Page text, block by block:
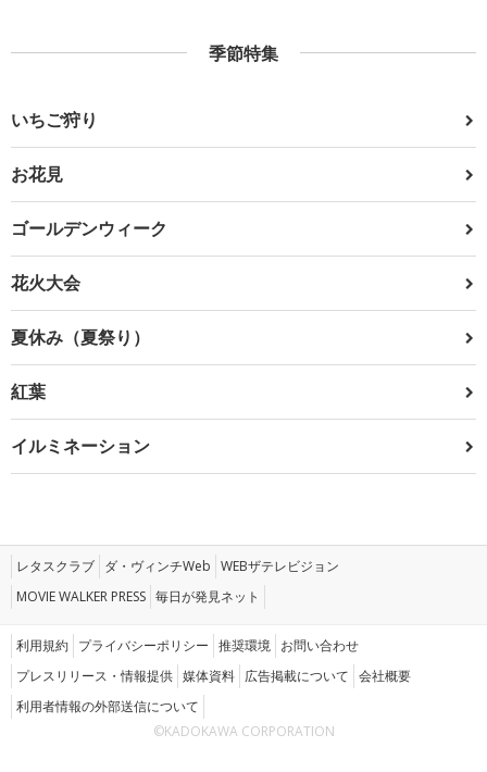
季節特集
いちご狩り
お花見
ゴールデンウィーク
花火大会
夏休み（夏祭り）
紅葉
イルミネーション
レタスクラブ ダ・ヴィンチWeb WEBザテレビジョン
MOVIE WALKER PRESS 毎日が発見ネット
利用規約 プライバシーポリシー 推奨環境 お問い合わせ
プレスリリース・情報提供 媒体資料 広告掲載について 会社概要
利用者情報の外部送信について
©KADOKAWA CORPORATION